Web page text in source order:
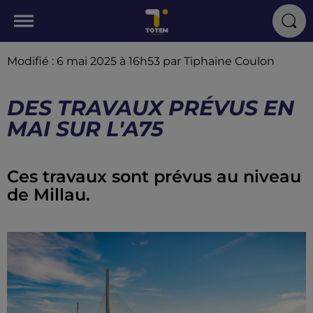
Modifié : 6 mai 2025 à 16h53 par Tiphaine Coulon
DES TRAVAUX PRÉVUS EN
MAI SUR L'A75
Ces travaux sont prévus au niveau
de Millau.